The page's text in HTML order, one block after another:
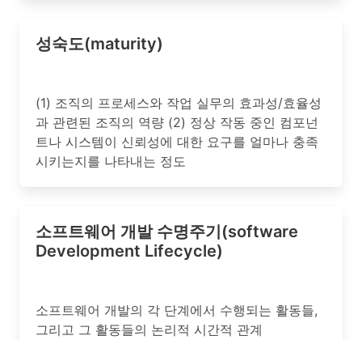
성숙도(maturity)
(1) 조직의 프로세스와 작업 실무의 효과성/효율성
과 관련된 조직의 역량 (2) 정상 작동 중인 컴포넌
트나 시스템이 신뢰성에 대한 요구를 얼마나 충족
시키는지를 나타내는 정도
소프트웨어 개발 수명주기(software
Development Lifecycle)
소프트웨어 개발의 각 단계에서 수행되는 활동들,
그리고 그 활동들의 논리적 시간적 관계